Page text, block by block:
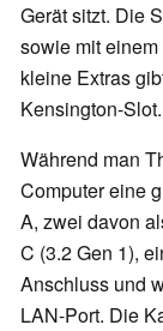
Gerät sitzt. Die
sowie mit
kleine Extras
Kensington-Slot.
Während man
Computer eine
A, zwei davon
C (3.2 Gen 1),
Anschluss und
LAN-Port. Die